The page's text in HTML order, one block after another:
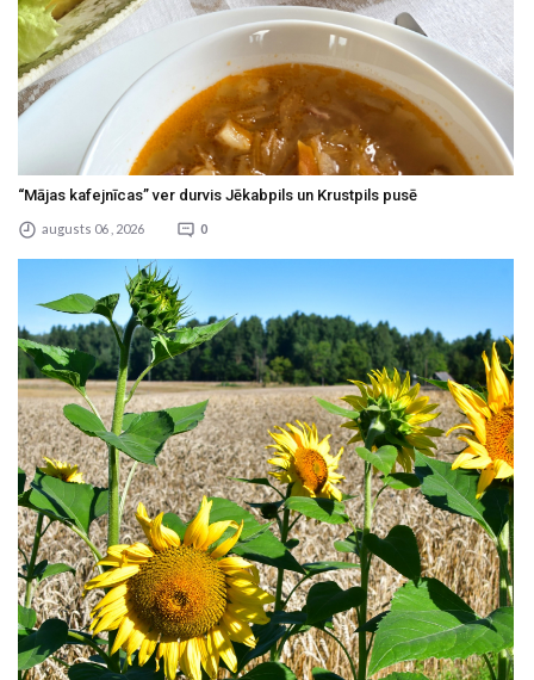
“Mājas kafejnīcas” ver durvis Jēkabpils un Krustpils pusē
augusts 06 , 2026 0